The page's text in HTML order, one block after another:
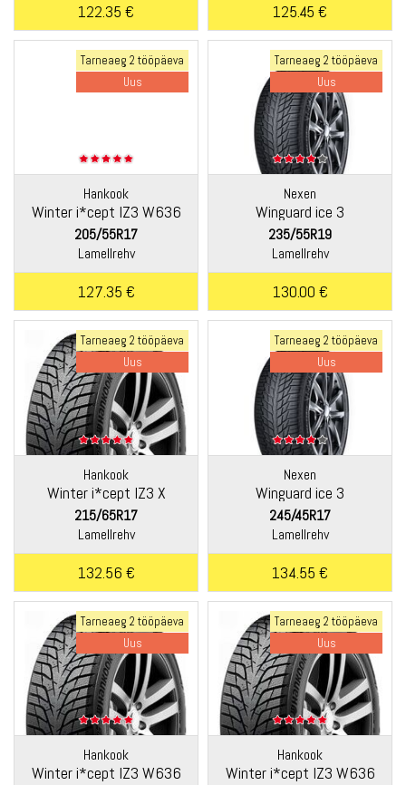
122.35 € 125.45 €
Tarneaeg 2 tööpäeva
Uus
Hankook
Winter i*cept IZ3 W636
205/55R17
Lamellrehv
127.35 €
Tarneaeg 2 tööpäeva
Uus
Nexen
Winguard ice 3
235/55R19
Lamellrehv
130.00 €
Tarneaeg 2 tööpäeva
Uus
Hankook
Winter i*cept IZ3 X
W636A
215/65R17
Lamellrehv
132.56 €
Tarneaeg 2 tööpäeva
Uus
Nexen
Winguard ice 3
245/45R17
Lamellrehv
134.55 €
Tarneaeg 2 tööpäeva
Uus
Hankook
Winter i*cept IZ3 W636
Tarneaeg 2 tööpäeva
Uus
Hankook
Winter i*cept IZ3 W636